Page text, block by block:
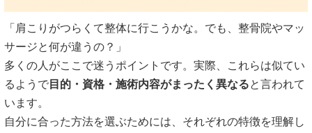
「肩こりがつらくて整体に行こうかな。でも、整骨院やマッ
サージと何が違うの？」
多くの人がここで迷うポイントです。実際、これらは似てい
るようで 目的・資格・施術内容がまったく異なると言われて
います。
自分に合った方法を選ぶためには、それぞれの特徴を理解し